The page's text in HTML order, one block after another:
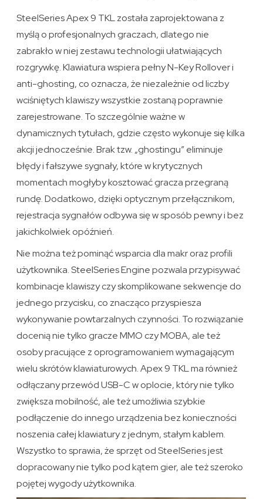
SteelSeries Apex 9 TKL została zaprojektowana z
myślą o profesjonalnych graczach, dlatego nie
zabrakło w niej zestawu technologii ułatwiających
rozgrywkę. Klawiatura wspiera pełny N-Key Rollover i
anti-ghosting, co oznacza, że niezależnie od liczby
wciśniętych klawiszy wszystkie zostaną poprawnie
zarejestrowane. To szczególnie ważne w
dynamicznych tytułach, gdzie często wykonuje się kilka
akcji jednocześnie. Brak tzw. „ghostingu” eliminuje
błędy i fałszywe sygnały, które w krytycznych
momentach mogłyby kosztować gracza przegraną
rundę. Dodatkowo, dzięki optycznym przełącznikom,
rejestracja sygnałów odbywa się w sposób pewny i bez
jakichkolwiek opóźnień.
Nie można też pominąć wsparcia dla makr oraz profili
użytkownika. SteelSeries Engine pozwala przypisywać
kombinacje klawiszy czy skomplikowane sekwencje do
jednego przycisku, co znacząco przyspiesza
wykonywanie powtarzalnych czynności. To rozwiązanie
docenią nie tylko gracze MMO czy MOBA, ale też
osoby pracujące z oprogramowaniem wymagającym
wielu skrótów klawiaturowych. Apex 9 TKL ma również
odłączany przewód USB-C w oplocie, który nie tylko
zwiększa mobilność, ale też umożliwia szybkie
podłączenie do innego urządzenia bez konieczności
noszenia całej klawiatury z jednym, stałym kablem.
Wszystko to sprawia, że sprzęt od SteelSeries jest
dopracowany nie tylko pod kątem gier, ale też szeroko
pojętej wygody użytkownika.